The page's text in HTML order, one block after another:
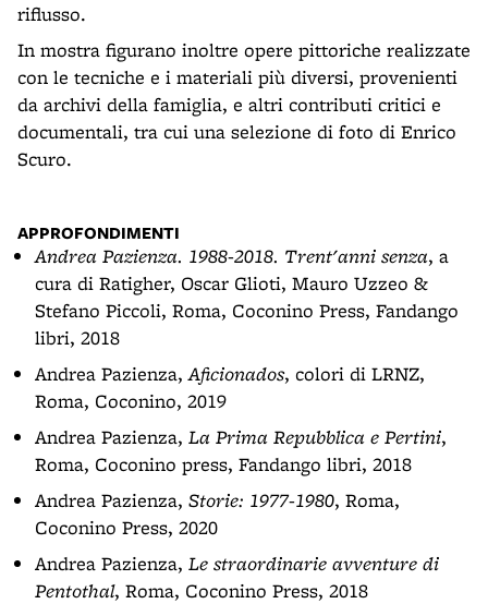
riflusso.
In mostra figurano inoltre opere pittoriche realizzate
con le tecniche e i materiali più diversi, provenienti
da archivi della famiglia, e altri contributi critici e
documentali, tra cui una selezione di foto di Enrico
Scuro.
APPROFONDIMENTI
Andrea Pazienza. 1988-2018. Trent'anni senza, a
cura di Ratigher, Oscar Glioti, Mauro Uzzeo &
Stefano Piccoli, Roma, Coconino Press, Fandango
libri, 2018
Andrea Pazienza,Aficionados, colori di LRNZ,
Roma, Coconino, 2019
Andrea Pazienza, La Prima Repubblica e Pertini,
Roma, Coconino press, Fandango libri, 2018
Andrea Pazienza, Storie: 1977-1980, Roma,
Coconino Press, 2020
Andrea Pazienza, Le straordinarie avventure di
Pentothal, Roma, Coconino Press, 2018